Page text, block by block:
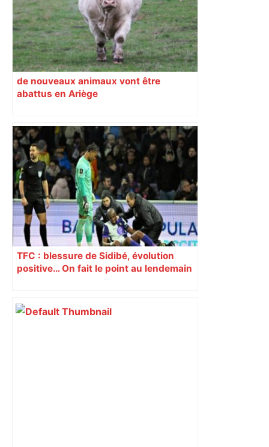
de nouveaux animaux vont être
abattus en Ariège
TFC : blessure de Sidibé, évolution
positive… On fait le point au lendemain